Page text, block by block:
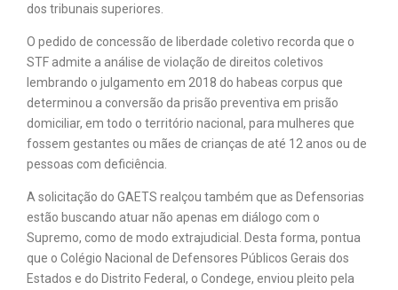
dos tribunais superiores.
O pedido de concessão de liberdade coletivo recorda que o
STF admite a análise de violação de direitos coletivos
lembrando o julgamento em 2018 do habeas corpus que
determinou a conversão da prisão preventiva em prisão
domiciliar, em todo o território nacional, para mulheres que
fossem gestantes ou mães de crianças de até 12 anos ou de
pessoas com deficiência.
A solicitação do GAETS realçou também que as Defensorias
estão buscando atuar não apenas em diálogo com o
Supremo, como de modo extrajudicial. Desta forma, pontua
que o Colégio Nacional de Defensores Públicos Gerais dos
Estados e do Distrito Federal, o Condege, enviou pleito pela